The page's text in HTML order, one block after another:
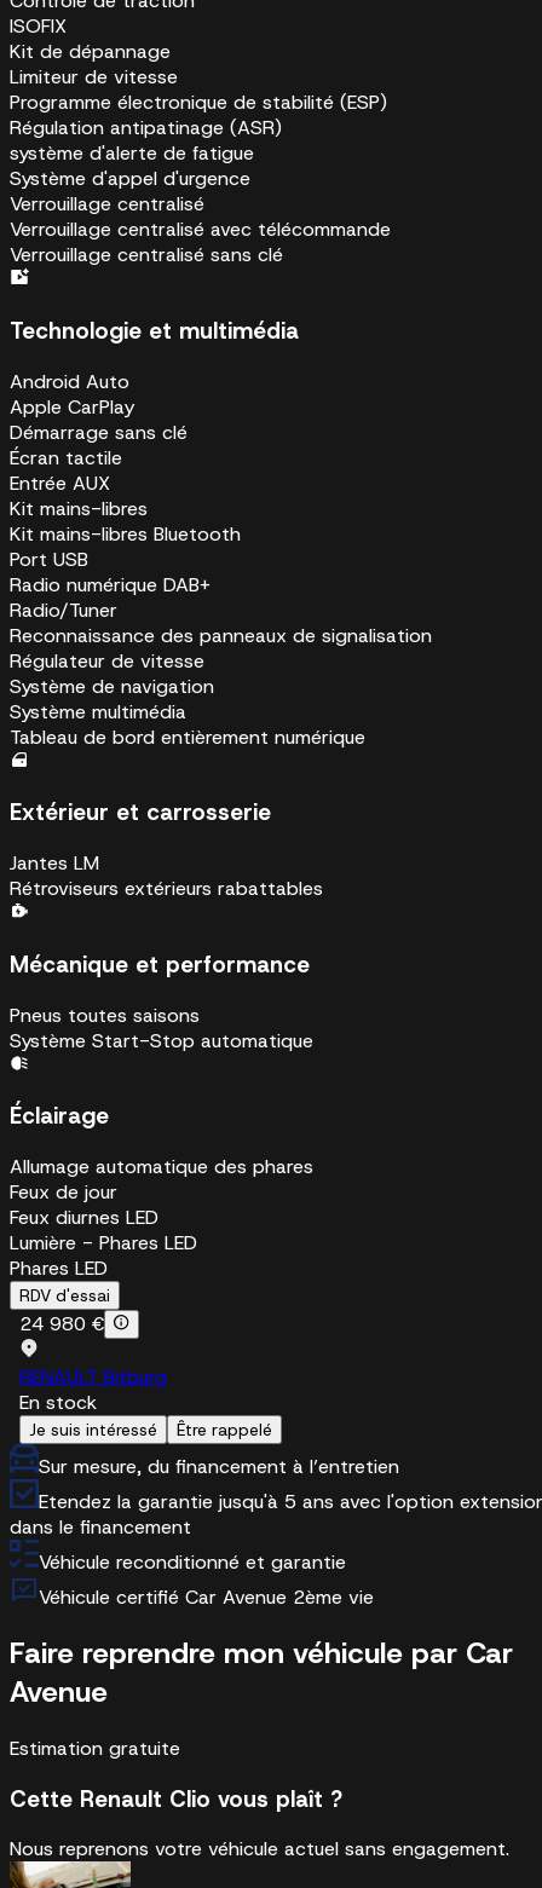
ISOFIX
Kit de dépannage
Limiteur de vitesse
Programme électronique de stabilité (ESP)
Régulation antipatinage (ASR)
système d'alerte de fatigue
Système d'appel d'urgence
Verrouillage centralisé
Verrouillage centralisé avec télécommande
Verrouillage centralisé sans clé
Technologie et multimédia
Android Auto
Apple CarPlay
Démarrage sans clé
Écran tactile
Entrée AUX
Kit mains-libres
Kit mains-libres Bluetooth
Port USB
Radio numérique DAB+
Radio/Tuner
Reconnaissance des panneaux de signalisation
Régulateur de vitesse
Système de navigation
Système multimédia
Tableau de bord entièrement numérique
Extérieur et carrosserie
Jantes LM
Rétroviseurs extérieurs rabattables
Mécanique et performance
Pneus toutes saisons
Système Start-Stop automatique
Éclairage
Allumage automatique des phares
Feux de jour
Feux diurnes LED
Lumière - Phares LED
Phares LED
RDV d'essai
24 980 €
RENAULT Bitburg
En stock
Je suis intéressé Être rappelé
Sur mesure, du financement à l’entretien
Etendez la garantie jusqu'à 5 ans avec l'option
dans le financement
Véhicule reconditionné et garantie
Véhicule certifié Car Avenue 2ème vie
Faire reprendre mon véhicule par Car
Avenue
Estimation gratuite
Cette Renault Clio vous plaît ?
Nous reprenons votre véhicule actuel sans engagement.